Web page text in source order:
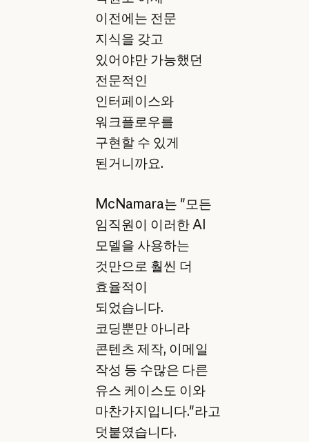
이전에는 전문
지식을 갖고
있어야만 가능했던
전문적인
인터페이스와
워크플로우를
구현할 수 있게
된거니까요.
McNamara는 "모든
임직원이 이러한 AI
모델을 사용하는
것만으로 훨씬 더
효율적이
되었습니다.
코딩뿐만 아니라
콘텐츠 제작, 이메일
작성 등 수많은 다른
유스 케이스도 이와
마찬가지입니다."라고
덧붙였습니다.